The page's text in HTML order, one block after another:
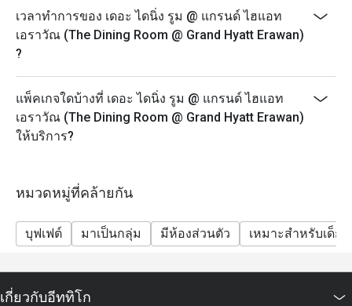
o ผู้ใหญ่: 100% = 3060 บาท, 30% = 2226 บาท, 40% =
1947 บาท, 50% = 1669 บาท
• บุฟเฟ่ต์อาหารเย็น (วันจันทร์-วันพฤหัสบดี: 17:30-22:00
น.)
o ผู้ใหญ่: 100% = 2236 บาท, 30% = 1626 บาท, 40% =
บาท 50% = 610 บาท
o ผู้ใหญ่: 100% = 2766 บาท, 30% = 2012 บาท, 40% =
o เด็ก: 100% = 1383 บาท, 30% = 1006 บาท, 40% = 880
บาท, 50% = 754 บาท
เวลาทำการของ เดอะ ไดนิ่ง รูม @ แกรนด์ ไฮแอท
เอราวัณ (The Dining Room @ Grand Hyatt Erawan)
?
แพ็คเกจใดบ้างที่ เดอะ ไดนิ่ง รูม @ แกรนด์ ไฮแอท
เอราวัณ (The Dining Room @ Grand Hyatt Erawan)
ให้บริการ?
หมวดหมู่ที่คล้ายกัน
บุฟเฟต์ มาเป็นกลุ่ม มีห้องส่วนตัว เหมาะสำหรับเด็ก
เกี่ยวกับอีททิโก